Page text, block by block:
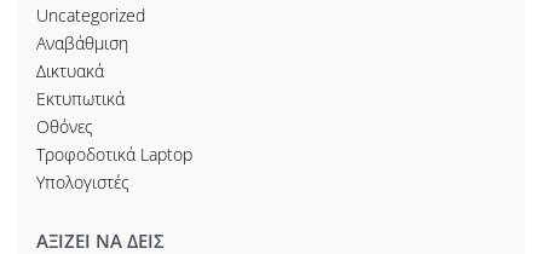
Uncategorized
Αναβάθμιση
Δικτυακά
Εκτυπωτικά
Οθόνες
Τροφοδοτικά Laptop
Υπολογιστές
ΑΞΙΖΕΙ ΝΑ ΔΕΙΣ